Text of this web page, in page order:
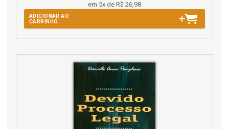
em 5x de R$ 26,98
ADICIONAR AO
CARRINHO